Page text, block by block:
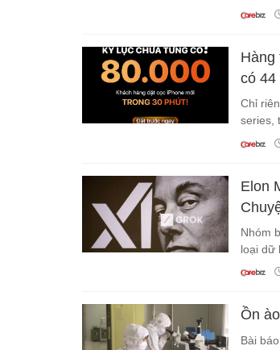
Hàng
có
Chỉ
series,
Elon
Nhóm
loại dữ
Ồn
Bài